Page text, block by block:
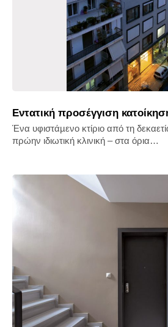
Εντατική προσέγγιση
Ένα υφιστάµενο κτίριο από τη
πρώην ιδιωτική κλινική – στα όρια…